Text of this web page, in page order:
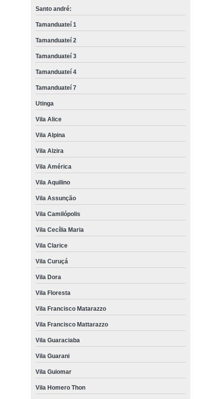
Santo andré:
Tamanduateí 1
Tamanduateí 2
Tamanduateí 3
Tamanduateí 4
Tamanduateí 7
Utinga
Vila Alice
Vila Alpina
Vila Alzira
Vila América
Vila Aquilino
Vila Assunção
Vila Camilópolis
Vila Cecília Maria
Vila Clarice
Vila Curuçá
Vila Dora
Vila Floresta
Vila Francisco Matarazzo
Vila Francisco Mattarazzo
Vila Guaraciaba
Vila Guarani
Vila Guiomar
Vila Homero Thon